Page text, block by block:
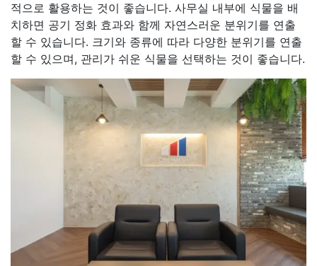
적으로 활용하는 것이 좋습니다. 사무실 내부에 식물을 배
치하면 공기 정화 효과와 함께 자연스러운 분위기를 연출
할 수 있습니다. 크기와 종류에 따라 다양한 분위기를 연출
할 수 있으며, 관리가 쉬운 식물을 선택하는 것이 좋습니다.